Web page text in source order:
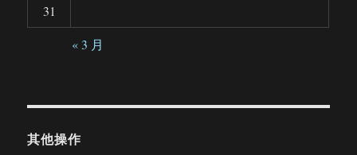
31
« 3 月
其他操作